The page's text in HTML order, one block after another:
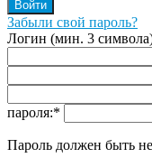
Забыли свой пароль?
Логин (мин. 3
пароля:*
Пароль должен быть